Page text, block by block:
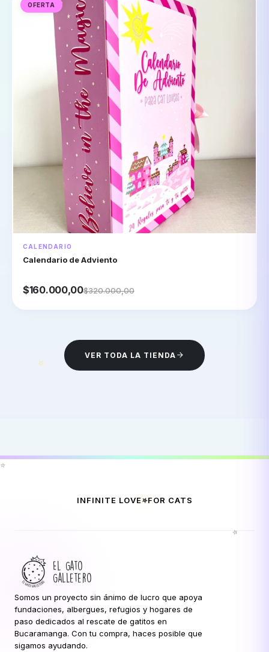
⭐
OFERTA
CALENDARIO
Calendario de Adviento
$160.000,00$320.000,00
VER TODA LA TIENDA
⭐
⭐
INFINITE LOVE⭐FOR CATS
El Gato
Galletero
Somos un proyecto sin ánimo de lucro que apoya
fundaciones, albergues, refugios y hogares de
paso dedicados al rescate de gatitos en
Bucaramanga. Con tu compra, haces posible que
sigamos ayudando.